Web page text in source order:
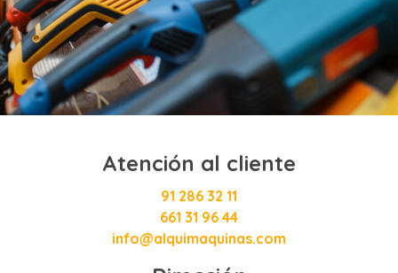
Atención al cliente
91 286 32 11
661 31 96 44
info@alquimaquinas.com